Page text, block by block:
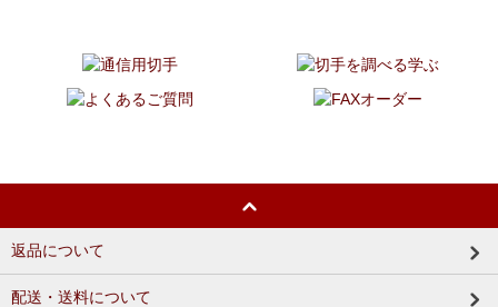
返品について
配送・送料について